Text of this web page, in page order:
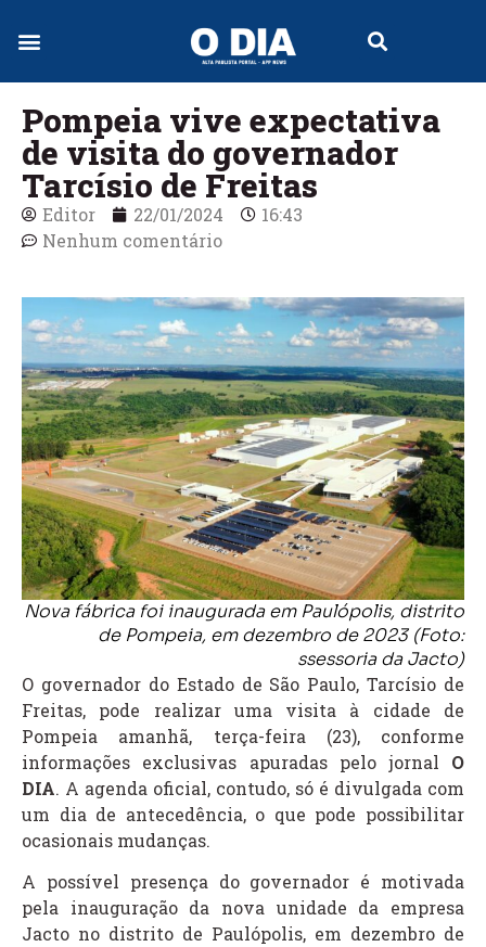
Pompeia vive expectativa
de visita do governador
Tarcísio de Freitas
Editor 22/01/2024
16:43
Nenhum comentário
Nova fábrica foi inaugurada em Paulópolis, distrito
de Pompeia, em dezembro de 2023 (Foto:
ssessoria da Jacto)
O governador do Estado de São Paulo, Tarcísio de
Freitas, pode realizar uma visita à cidade de
Pompeia amanhã, terça-feira (23), conforme
informações exclusivas apuradas pelo jornal O
DIA. A agenda oficial, contudo, só é divulgada com
um dia de antecedência, o que pode possibilitar
ocasionais mudanças.
A possível presença do governador é motivada
pela inauguração da nova unidade da empresa
Jacto no distrito de Paulópolis, em dezembro de